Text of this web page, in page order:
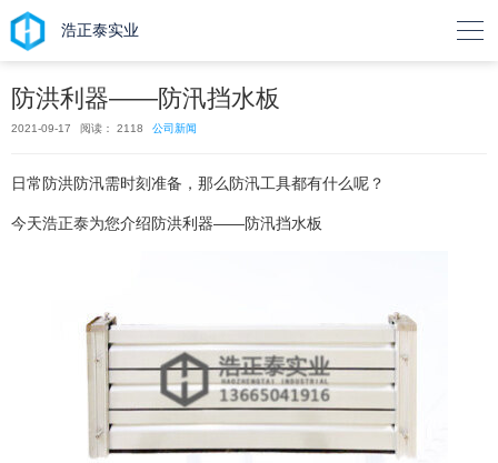
浩正泰实业 
防洪利器——防汛挡水板
2021-09-17 阅读： 2118 公司新闻
日常防洪防汛需时刻准备，那么防汛工具都有什么呢？
今天浩正泰为您介绍防洪利器——防汛挡水板